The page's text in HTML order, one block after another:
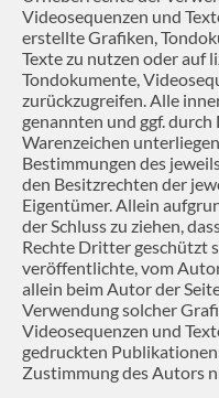
Videosequenzen und
erstellte Grafiken,
Texte zu nutzen oder auf
Tondokumente,
zurückzugreifen. Alle
genannten und ggf.
Warenzeichen
Bestimmungen des
den Besitzrechten der
Eigentümer. Allein
der Schluss zu ziehen,
Rechte Dritter geschützt
veröffentlichte, vom
allein beim Autor der
Verwendung solcher
Videosequenzen und
gedruckten
Zustimmung des Autors